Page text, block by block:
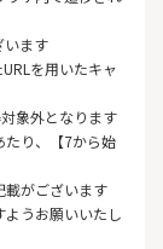
います
を用いたキャ
象外となります
たり、【7から始
がございます
うお願いいたし